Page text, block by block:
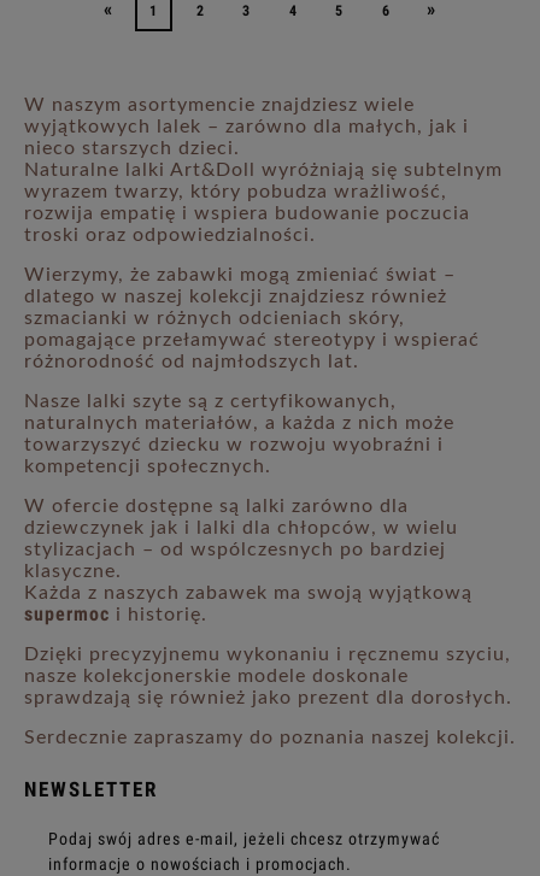
« 1 2 3 4 5 6 »
W naszym asortymencie znajdziesz wiele
wyjątkowych lalek – zarówno dla małych, jak i
nieco starszych dzieci.
Naturalne lalki Art&Doll wyróżniają się subtelnym
wyrazem twarzy, który pobudza wrażliwość,
rozwija empatię i wspiera budowanie poczucia
troski oraz odpowiedzialności.
Wierzymy, że zabawki mogą zmieniać świat –
dlatego w naszej kolekcji znajdziesz również
szmacianki w różnych odcieniach skóry,
pomagające przełamywać stereotypy i wspierać
różnorodność od najmłodszych lat.
Nasze lalki szyte są z certyfikowanych,
naturalnych materiałów, a każda z nich może
towarzyszyć dziecku w rozwoju wyobraźni i
kompetencji społecznych.
W ofercie dostępne są lalki zarówno dla
dziewczynek jak i lalki dla chłopców, w wielu
stylizacjach – od wspólczesnych po bardziej
klasyczne.
Każda z naszych zabawek ma swoją wyjątkową
supermoc i historię.
Dzięki precyzyjnemu wykonaniu i ręcznemu szyciu,
nasze kolekcjonerskie modele doskonale
sprawdzają się również jako prezent dla dorosłych.
Serdecznie zapraszamy do poznania naszej kolekcji.
NEWSLETTER
Podaj swój adres e-mail, jeżeli chcesz otrzymywać
informacje o nowościach i promocjach.